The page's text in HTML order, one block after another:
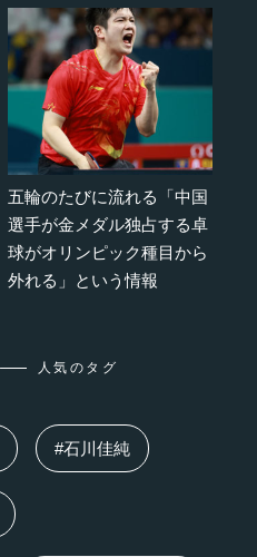
五輪のたびに流れる「中国
選手が金メダル独占する卓
球がオリンピック種目から
外れる」という情報
人気のタグ
#石川佳純